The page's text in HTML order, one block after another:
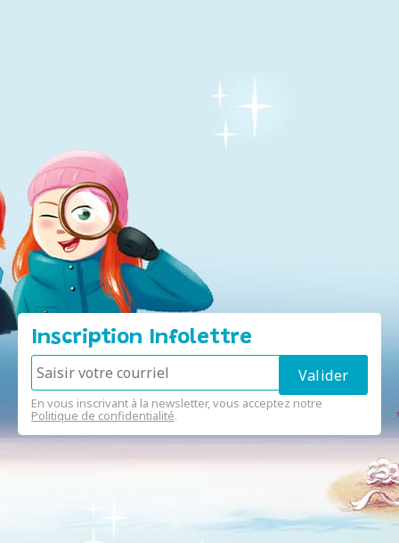
Inscription Infolettre
En vous inscrivant à la newsletter, vous acceptez notre
Politique de confidentialité.